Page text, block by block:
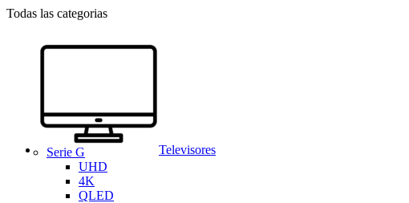
Todas las categorias
Televisores
Serie G
UHD
4K
QLED